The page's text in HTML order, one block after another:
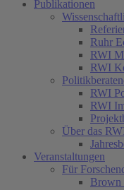
Publikationen
Ruhr
RWI
RWI
RWI
RWI
Über das
Veranstaltungen
Für
Brown